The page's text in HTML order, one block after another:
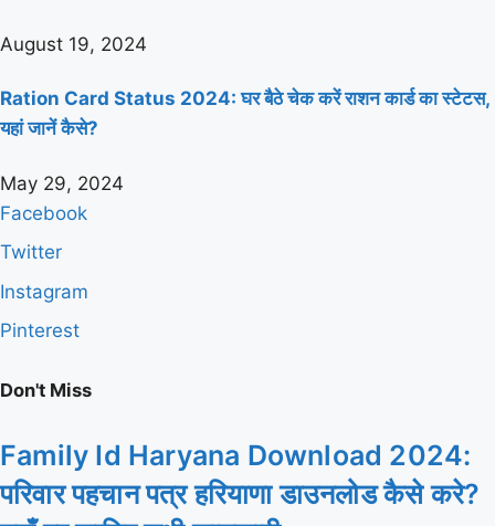
August 19, 2024
Ration Card Status 2024: घर बैठे चेक करें राशन कार्ड का स्टेटस,
यहां जानें कैसे?
May 29, 2024
Facebook
Twitter
Instagram
Pinterest
Don't Miss
Family Id Haryana Download 2024:
परिवार पहचान पत्र हरियाणा डाउनलोड कैसे करे?